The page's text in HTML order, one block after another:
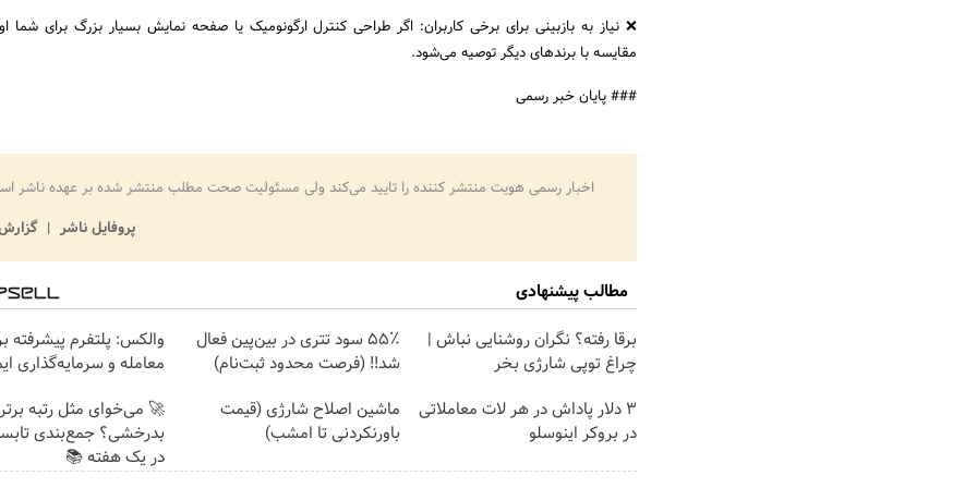
❌ نیاز به بازبینی برای برخی کاربران: اگر طراحی کنترل ارگونومیک یا صفحه نمایش بسیار بزرگ برای شما
مقایسه با برندهای دیگر توصیه می‌شود.
### پایان خبر رسمی
اخبار رسمی هویت منتشر کننده را تایید می‌کند ولی مسئولیت صحت مطلب منتشر شده بر عهده ناشر
پروفایل ناشر
مطالب پیشنهادی
برقا رفته؟ نگران روشنایی نباش |
چراغ توپی شارژی بخر
۵۵٪ سود تتری در بین‌پین فعال
شد!! (فرصت محدود ثبت‌نام)
والکس: پلتفرم پیشرفته
معامله و سرمایه‌گذاری
۳ دلار پاداش در هر لات معاملاتی
در بروکر اینوسلو
ماشین اصلاح شارژی (قیمت
باورنکردنی تا امشب)
🚀 می‌خوای مثل رتبه
بدرخشی؟ جمع‌بندی
در یک هفته 📚